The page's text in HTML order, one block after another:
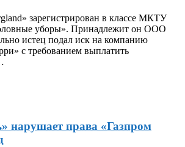
зарегистрирован в классе МКТУ
уборы». Принадлежит он ООО
истец подал иск на компанию
с требованием выплатить
нарушает права «Газпром